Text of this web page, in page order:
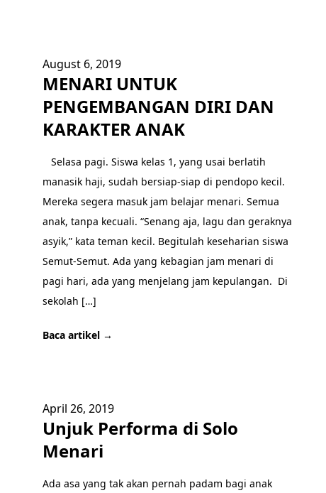
August 6, 2019
MENARI UNTUK
PENGEMBANGAN DIRI DAN
KARAKTER ANAK
Selasa pagi. Siswa kelas 1, yang usai berlatih
manasik haji, sudah bersiap-siap di pendopo kecil.
Mereka segera masuk jam belajar menari. Semua
anak, tanpa kecuali. “Senang aja, lagu dan geraknya
asyik,” kata teman kecil. Begitulah keseharian siswa
Semut-Semut. Ada yang kebagian jam menari di
pagi hari, ada yang menjelang jam kepulangan. Di
sekolah […]
Baca artikel →
April 26, 2019
Unjuk Performa di Solo
Menari
Ada asa yang tak akan pernah padam bagi anak